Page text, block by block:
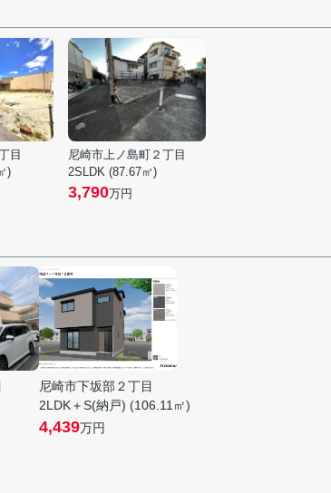
目
)
尼崎市上ノ島町２丁目
2SLDK (87.67㎡)
3,790万円
尼崎市下坂部２丁目
2LDK＋S(納戸) (106.11㎡)
4,439万円